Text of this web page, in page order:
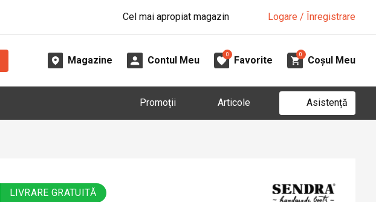
Cel mai apropiat magazin Logare / Înregistrare
Magazine Contul Meu
0
Favorite
0
Coșul Meu
Promoții Articole Asistență
LIVRARE GRATUITĂ